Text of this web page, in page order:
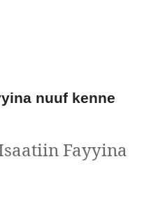
nuuf kenne
Fayyina